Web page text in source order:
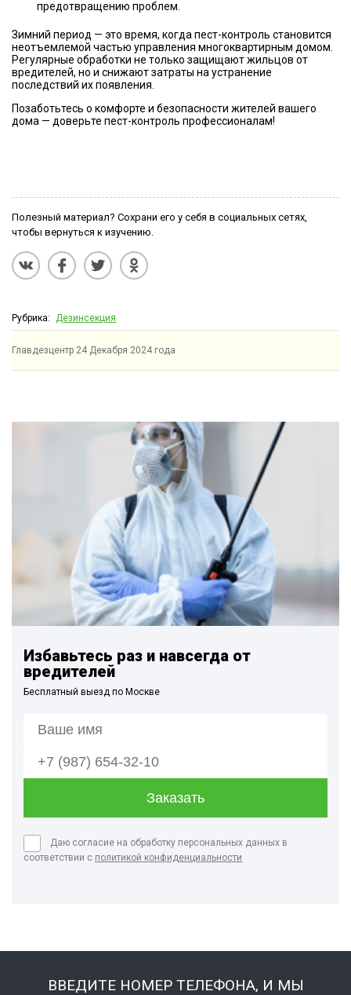
предотвращению проблем.
Зимний период — это время, когда пест-контроль становится
неотъемлемой частью управления многоквартирным домом.
Регулярные обработки не только защищают жильцов от
вредителей, но и снижают затраты на устранение
последствий их появления.
Позаботьтесь о комфорте и безопасности жителей вашего
дома — доверьте пест-контроль профессионалам!
Полезный материал? Сохрани его у себя в социальных сетях,
чтобы вернуться к изучению.
Рубрика: Дезинсекция
Главдезцентр 24 Декабря 2024 года
Избавьтесь раз и навсегда от
вредителей
Бесплатный выезд по Москве
Даю согласие на обработку персональных данных в
соответствии с политикой конфиденциальности
ВВЕДИТЕ НОМЕР ТЕЛЕФОНА, И МЫ